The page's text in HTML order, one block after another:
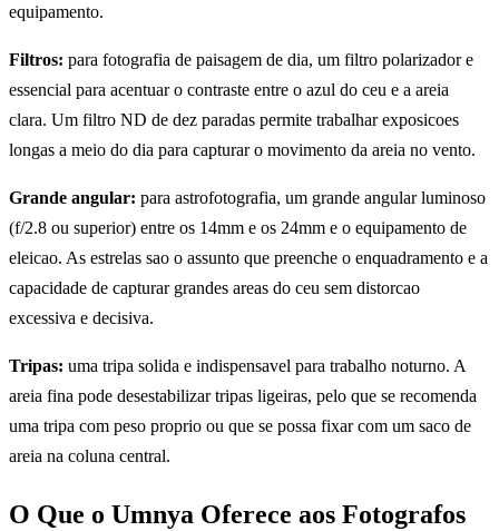
equipamento.
Filtros: para fotografia de paisagem de dia, um filtro polarizador e
essencial para acentuar o contraste entre o azul do ceu e a areia
clara. Um filtro ND de dez paradas permite trabalhar exposicoes
longas a meio do dia para capturar o movimento da areia no vento.
Grande angular: para astrofotografia, um grande angular luminoso
(f/2.8 ou superior) entre os 14mm e os 24mm e o equipamento de
eleicao. As estrelas sao o assunto que preenche o enquadramento e a
capacidade de capturar grandes areas do ceu sem distorcao
excessiva e decisiva.
Tripas: uma tripa solida e indispensavel para trabalho noturno. A
areia fina pode desestabilizar tripas ligeiras, pelo que se recomenda
uma tripa com peso proprio ou que se possa fixar com um saco de
areia na coluna central.
O Que o Umnya Oferece aos Fotografos